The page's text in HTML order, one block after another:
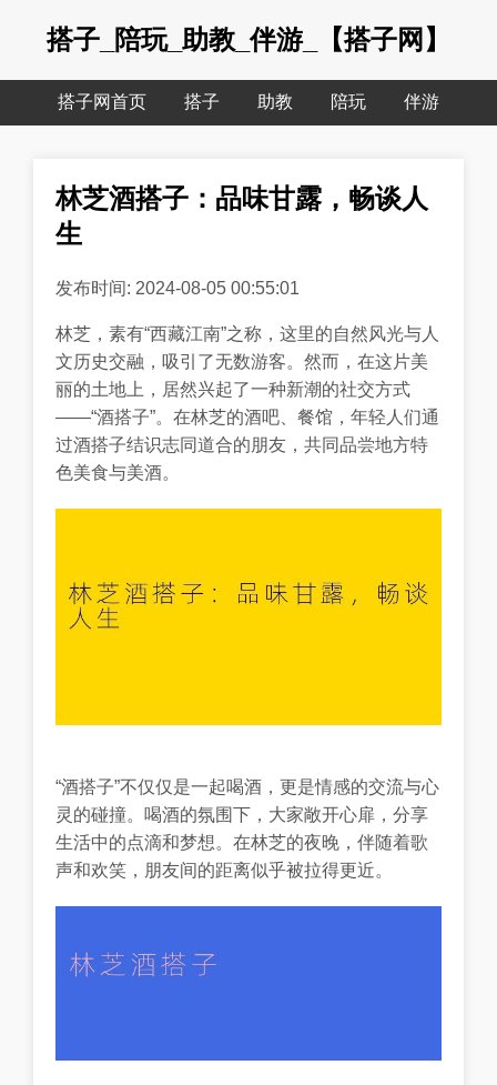
搭子_陪玩_助教_伴游_【搭子网】
搭子网首页 搭子 助教 陪玩 伴游
林芝酒搭子：品味甘露，畅谈人
生
发布时间: 2024-08-05 00:55:01
林芝，素有“西藏江南”之称，这里的自然风光与人
文历史交融，吸引了无数游客。然而，在这片美
丽的土地上，居然兴起了一种新潮的社交方式
——“酒搭子”。在林芝的酒吧、餐馆，年轻人们通
过酒搭子结识志同道合的朋友，共同品尝地方特
色美食与美酒。
“酒搭子”不仅仅是一起喝酒，更是情感的交流与心
灵的碰撞。喝酒的氛围下，大家敞开心扉，分享
生活中的点滴和梦想。在林芝的夜晚，伴随着歌
声和欢笑，朋友间的距离似乎被拉得更近。